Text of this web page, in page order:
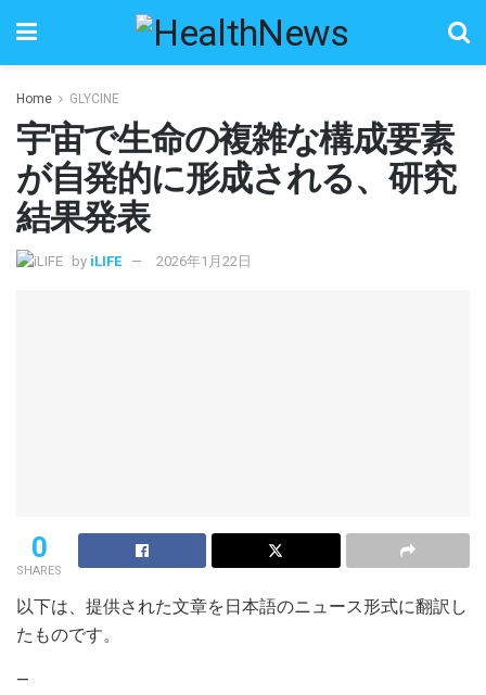
Home GLYCINE
宇宙で生命の複雑な構成要素
が自発的に形成される、研究
結果発表
by iLIFE 2026年1月22日
0
SHARES
以下は、提供された文章を日本語のニュース形式に翻訳し
たものです。
—